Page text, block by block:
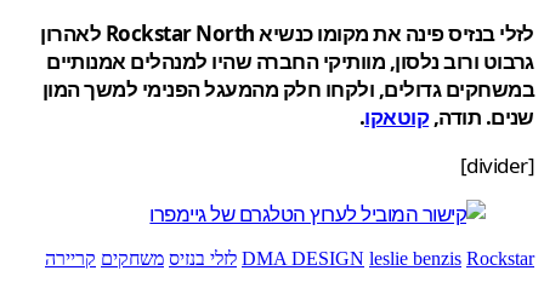
לזלי בנזיס פינה את מקומו כנשיא Rockstar North לאהרון
ורוב נלסון, מוותיקי החברה שהיו למנהלים אמנותיים
גדולים, ולקחו חלק מהמעגל הפנימי למשך המון
תודה,קוטאקו.
DMA DESIGN leslie benzis לזלי בנזיס משחקים קריירה